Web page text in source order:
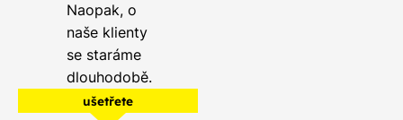
Naopak, o
naše klienty
se staráme
dlouhodobě.
ušetřete